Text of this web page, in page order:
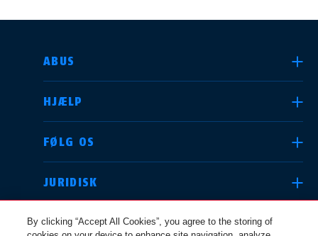
ABUS
HJÆLP
FØLG OS
JURIDISK
VÆLG DIT LAND
Deutschland
By clicking “Accept All Cookies”, you agree to the storing of